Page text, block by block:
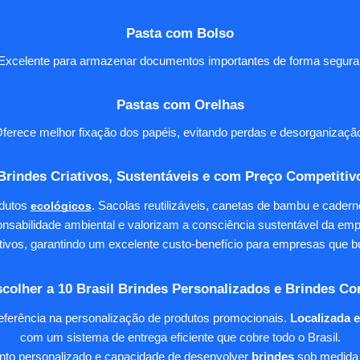
Pasta com Bolso
para armazenar documentos importantes de forma
Pastas com Orelhas
melhor fixação dos papéis, evitando perdas e
Criativos, Sustentáveis e com Preço
ecológicos. Sacolas reutilizáveis, canetas de bambu e
ambiental e valorizam a consciência sustentável da
garantindo um excelente custo-benefício para empresas que
a 10 Brasil Brindes Personalizados e Brindes
na personalização de produtos promocionais. Localizada
com um sistema de entrega eficiente que cobre todo o Brasil.
personalizado e capacidade de desenvolver brindessob medida